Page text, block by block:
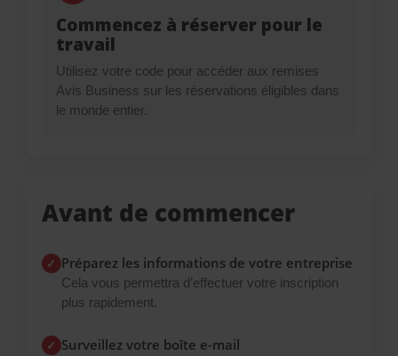
Commencez à réserver pour le
travail
Utilisez votre code pour accéder aux remises
Avis Business sur les réservations éligibles dans
le monde entier.
Avant de commencer
✓ Préparez les informations de votre entreprise
Cela vous permettra d’effectuer votre inscription
plus rapidement.
✓ Surveillez votre boîte e-mail